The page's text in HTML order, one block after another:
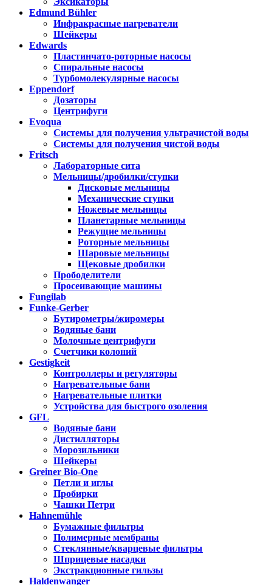
Edmund Bühler
Инфракрасные нагреватели
Шейкеры
Edwards
Пластинчато-роторные насосы
Спиральные насосы
Турбомолекулярные насосы
Eppendorf
Дозаторы
Центрифуги
Evoqua
Системы для получения ультрачистой воды
Системы для получения чистой воды
Fritsch
Лабораторные сита
Мельницы/дробилки/ступки
Дисковые мельницы
Механические ступки
Ножевые мельницы
Планетарные мельницы
Режущие мельницы
Роторные мельницы
Шаровые мельницы
Щековые дробилки
Прободелители
Просеивающие машины
Fungilab
Funke-Gerber
Бутирометры/жиромеры
Водяные бани
Молочные центрифуги
Счетчики колоний
Gestigkeit
Контроллеры и регуляторы
Нагревательные бани
Нагревательные плитки
Устройства для быстрого озоления
GFL
Водяные бани
Дистилляторы
Морозильники
Шейкеры
Greiner Bio-One
Петли и иглы
Пробирки
Чашки Петри
Hahnemühle
Бумажные фильтры
Полимерные мембраны
Стеклянные/кварцевые фильтры
Шприцевые насадки
Экстракционные гильзы
Haldenwanger